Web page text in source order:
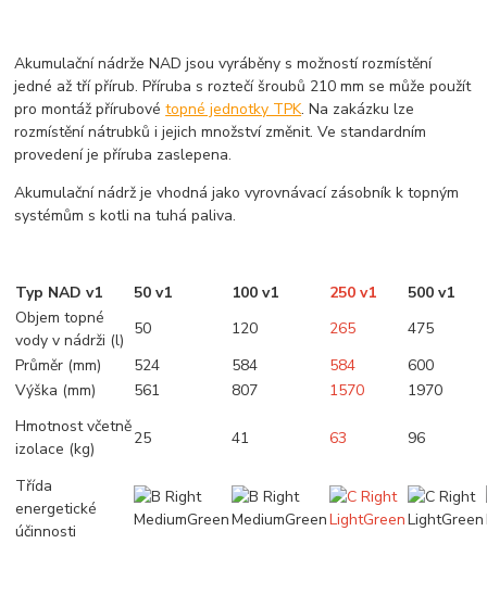
Akumulační nádrže NAD jsou vyráběny s možností rozmístění
jedné až tří přírub. Příruba s roztečí šroubů 210 mm se může použít
pro montáž přírubovétopné jednotky TPK. Na zakázku lze
rozmístění nátrubků i jejich množství změnit. Ve standardním
provedení je příruba zaslepena.
Akumulační nádrž je vhodná jako vyrovnávací zásobník k topným
systémům s kotli na tuhá paliva.
Typ NAD v1 50 v1 100 v1 250 v1 500 v1
Objem topné
vody v nádrži (l)
50 120 265 475
Průměr (mm)
524 584 584 600
Výška (mm)
561 807 1570 1970
Hmotnost včetně
izolace (kg)
25 41 63 96
Třída
energetické
účinnosti